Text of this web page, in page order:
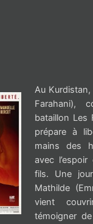
Au
Farahani),
bataillon Les
prépare à
mains des
avec
fils. Une
Mathilde
vient
témoigner